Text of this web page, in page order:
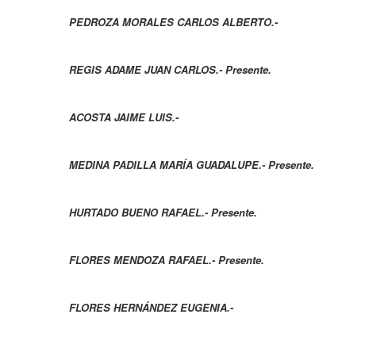
PEDROZA MORALES CARLOS ALBERTO.-
REGIS ADAME JUAN CARLOS.- Presente.
ACOSTA JAIME LUIS.-
MEDINA PADILLA MARÍA GUADALUPE.- Presente.
HURTADO BUENO RAFAEL.- Presente.
FLORES MENDOZA RAFAEL.- Presente.
FLORES HERNÁNDEZ EUGENIA.-